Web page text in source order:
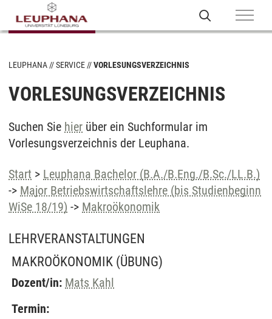
LEUPHANA SERVICE VORLESUNGSVERZEICHNIS
VORLESUNGSVERZEICHNIS
Suchen Sie hier über ein Suchformular im
Vorlesungsverzeichnis der Leuphana.
Start > Leuphana Bachelor (B.A./B.Eng./B.Sc./LL.B.)
-> Major Betriebswirtschaftslehre (bis Studienbeginn
WiSe 18/19) -> Makroökonomik
LEHRVERANSTALTUNGEN
MAKROÖKONOMIK (ÜBUNG)
Dozent/in: Mats Kahl
Termin: